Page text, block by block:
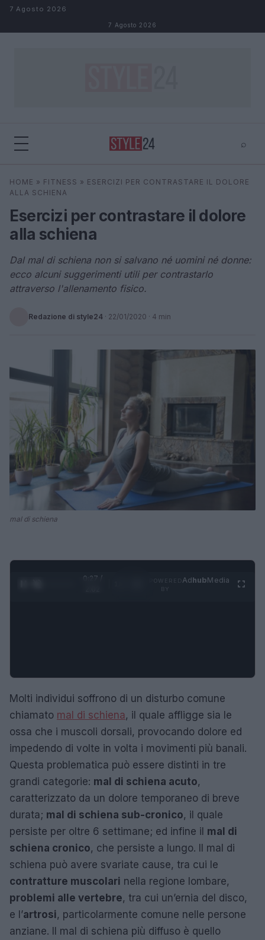
Salta al contenuto
7 Agosto 2026
7 Agosto 2026
⌕
Cerca ⌕ ×
HOME » FITNESS » ESERCIZI PER CONTRASTARE IL DOLORE
ALLA SCHIENA
Esercizi per contrastare il dolore
alla schiena
Dal mal di schiena non si salvano né uomini né donne:
ecco alcuni suggerimenti utili per contrastarlo
attraverso l'allenamento fisico.
Redazione di style24 · 22/01/2020 · 4 min
mal di schiena
0:28 /
AdhubMedia
Molti individui soffrono di un disturbo comune
chiamato mal di schiena, il quale affligge sia le
ossa che i muscoli dorsali, provocando dolore ed
impedendo di volte in volta i movimenti più banali.
Questa problematica può essere distinti in tre
grandi categorie: mal di schiena acuto,
caratterizzato da un dolore temporaneo di breve
durata; mal di schiena sub-cronico, il quale
persiste per oltre 6 settimane; ed infine il mal di
schiena cronico, che persiste a lungo. Il mal di
schiena può avere svariate cause, tra cui le
contratture muscolari nella regione lombare,
problemi alle vertebre, tra cui un’ernia del disco,
e l’artrosi, particolarmente comune nelle persone
anziane. Il mal di schiena più diffuso è quello